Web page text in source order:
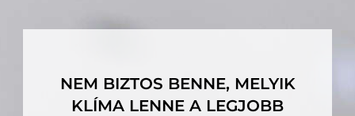
NEM BIZTOS BENNE, MELYIK
KLÍMA LENNE A LEGJOBB